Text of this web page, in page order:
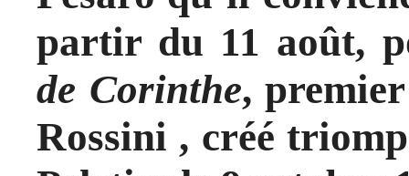
partir du 11 août,
de Corinthe,
Rossini , créé